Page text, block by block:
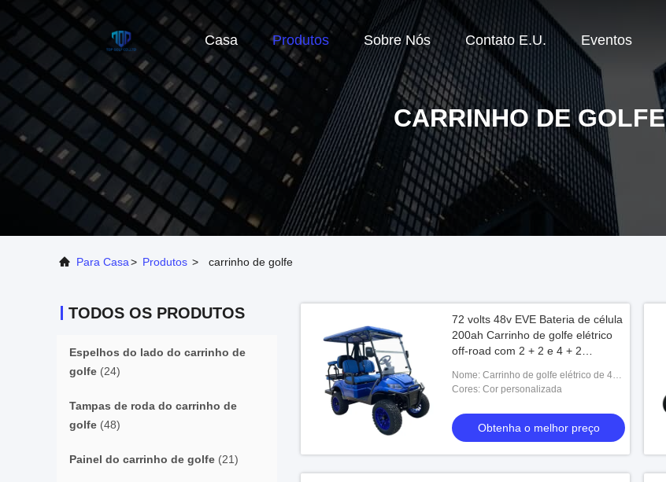
Casa Produtos Sobre Nós Contato E.U. Eventos
CARRINHO DE GOLFE
Para Casa> Produtos > carrinho de golfe
TODOS OS PRODUTOS
Espelhos do lado do carrinho de
golfe (24)
Tampas de roda do carrinho de
golfe (48)
Painel do carrinho de golfe (21)
72 volts 48v EVE Bateria de célula
200ah Carrinho de golfe elétrico
off-road com 2 + 2 e 4 + 2
Nome: Carrinho de golfe elétrico de 4
lugares
Cores: Cor personalizada
Obtenha o melhor preço